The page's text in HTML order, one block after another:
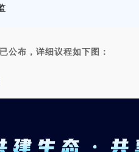
公布，详细议程如下图：